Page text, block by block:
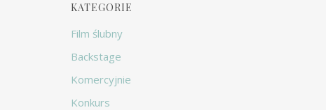
KATEGORIE
Film ślubny
Backstage
Komercyjnie
Konkurs